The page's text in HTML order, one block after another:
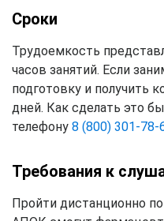
Сроки
Трудоемкость
часов занятий. Если
подготовку и получить
дней. Как сделать это
телефону 8 (800) 301-78-
Требования к
Пройти дистанционно